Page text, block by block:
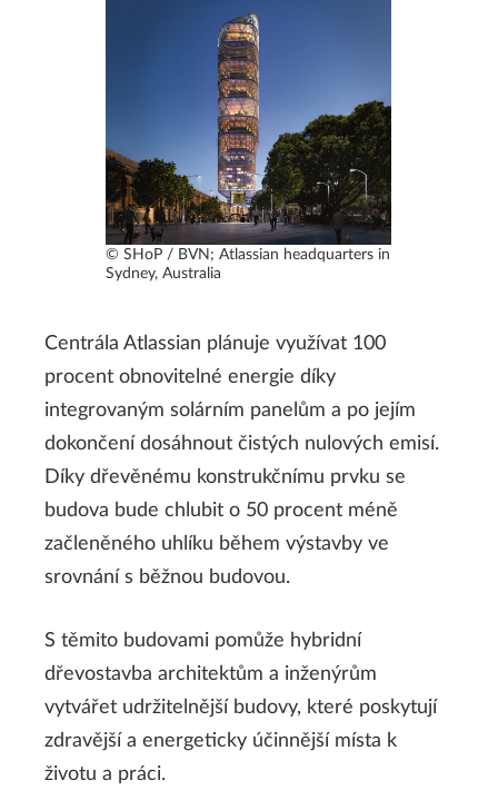
© SHoP / BVN; Atlassian headquarters in
Sydney, Australia
Centrála Atlassian plánuje využívat 100
procent obnovitelné energie díky
integrovaným solárním panelům a po jejím
dokončení dosáhnout čistých nulových emisí.
Díky dřevěnému konstrukčnímu prvku se
budova bude chlubit o 50 procent méně
začleněného uhlíku během výstavby ve
srovnání s běžnou budovou.
S těmito budovami pomůže hybridní
dřevostavba architektům a inženýrům
vytvářet udržitelnější budovy, které poskytují
zdravější a energeticky účinnější místa k
životu a práci.